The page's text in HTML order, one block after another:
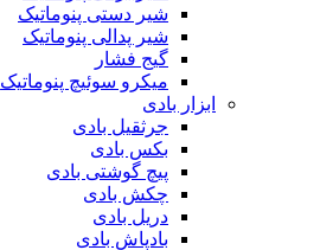
شیر دستی پنوماتیک
شیر پدالی پنوماتیک
گیج فشار
میکرو سوئیچ پنوماتیک
ابزار بادی
جرثقیل بادی
بکس بادی
پیچ گوشتی بادی
چکش بادی
دریل بادی
بادپاش بادی